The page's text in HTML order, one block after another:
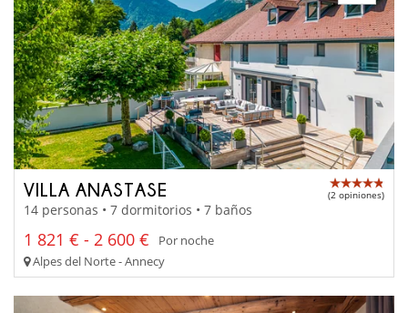
VILLA ANASTASE (2 opiniones)
14 personas • 7 dormitorios • 7 baños
1 821 € - 2 600 €
Por noche
Alpes del Norte - Annecy